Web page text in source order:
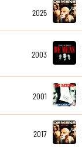
2025
2003
2001
2017